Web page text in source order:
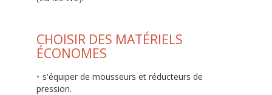
CHOISIR DES MATÉRIELS
ÉCONOMES
s'équiper de mousseurs et réducteurs de
pression.